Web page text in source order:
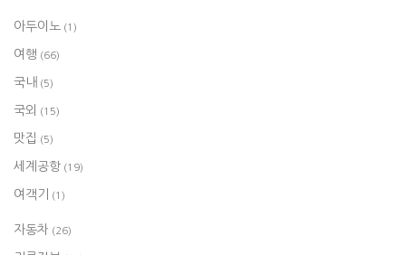
아두이노 (1)
여행 (66)
국내 (5)
국외 (15)
맛집 (5)
세계공항 (19)
여객기 (1)
자동차 (26)